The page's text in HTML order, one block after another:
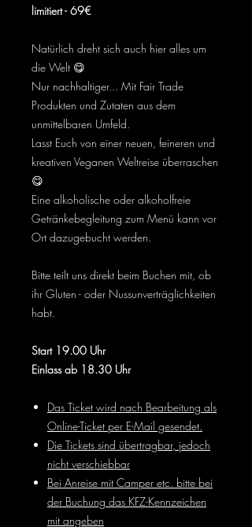
limitiert - 69€
Natürlich dreht sich auch hier alles um
die Welt 😋
Nur nachhaltiger... Mit Fair Trade
Produkten und Zutaten aus dem
unmittelbaren Umfeld.
Lasst Euch von einer neuen, feineren und
kreativen Veganen Weltreise überraschen
😋
Eine alkoholische oder alkoholfreie
Getränkebegleitung zum Menü kann vor
Ort dazugebucht werden.
Bitte teilt uns direkt beim Buchen mit, ob
ihr Gluten - oder Nussunverträglichkeiten
habt.
Start 19.00 Uhr
Einlass ab 18.30 Uhr
Das Ticket wird nach Bearbeitung als
Online-Ticket per E-Mail gesendet.
Die Tickets sind übertragbar, jedoch
nicht verschiebbar
Bei Anreise mit Camper etc. bitte bei
der Buchung das KFZ-Kennzeichen
mit angeben